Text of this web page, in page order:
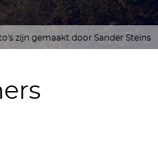
zijn gemaakt door Sander Steins